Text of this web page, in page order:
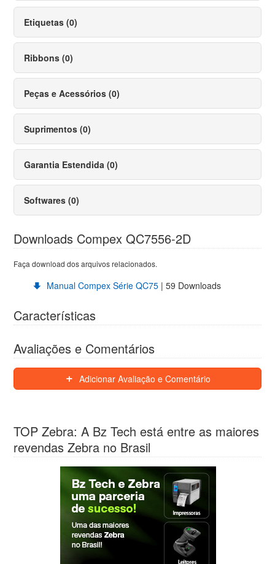
Etiquetas (0)
Ribbons (0)
Peças e Acessórios (0)
Suprimentos (0)
Garantia Estendida (0)
Softwares (0)
Downloads Compex QC7556-2D
Faça download dos arquivos relacionados.
Manual Compex Série QC75| 59 Downloads
Características
Avaliações e Comentários
Adicionar Avaliação e Comentário
TOP Zebra: A Bz Tech está entre as maiores
revendas Zebra no Brasil